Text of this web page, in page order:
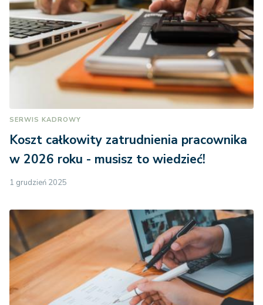
SERWIS KADROWY
Koszt całkowity zatrudnienia pracownika
w 2026 roku - musisz to wiedzieć!
1 grudzień 2025